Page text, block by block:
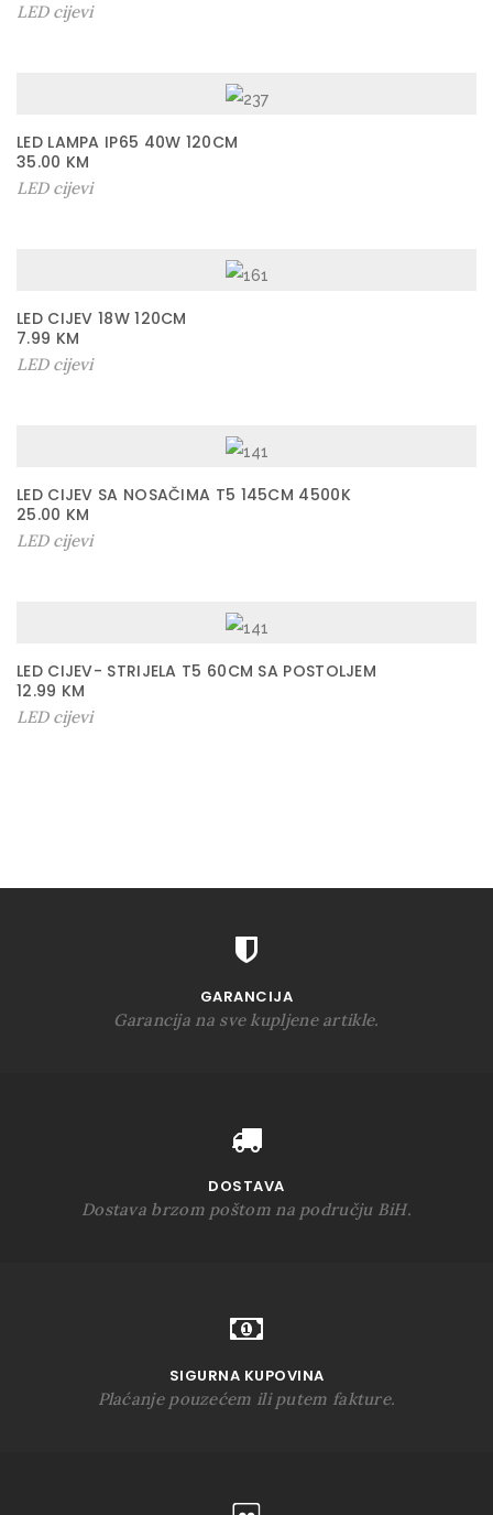
LED cijevi
LED LAMPA IP65 40W 120CM
35.00 KM
LED cijevi
LED CIJEV 18W 120CM
7.99 KM
LED cijevi
LED CIJEV SA NOSAČIMA T5 145CM 4500K
25.00 KM
LED cijevi
LED CIJEV- STRIJELA T5 60CM SA POSTOLJEM
12.99 KM
LED cijevi
GARANCIJA
Garancija na sve kupljene artikle.
DOSTAVA
Dostava brzom poštom na području BiH.
SIGURNA KUPOVINA
Plaćanje pouzećem ili putem fakture.